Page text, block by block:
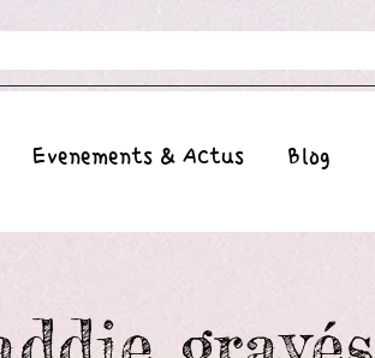
Evenements & Actus Blog